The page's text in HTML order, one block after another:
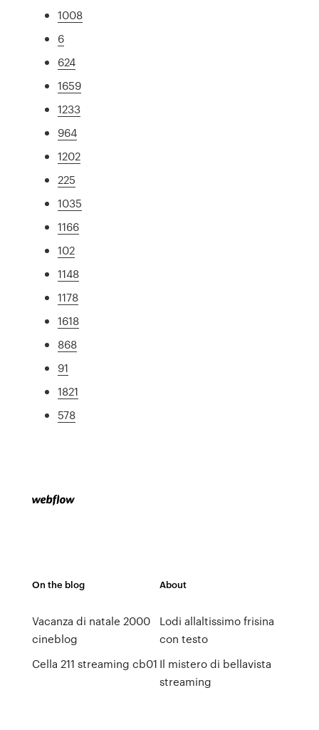
1008
6
624
1659
1233
964
1202
225
1035
1166
102
1148
1178
1618
868
91
1821
578
On the blog
Vacanza di natale 2000
cineblog
Cella 211 streaming cb01
About
Lodi allaltissimo frisina
con testo
Il mistero di bellavista
streaming